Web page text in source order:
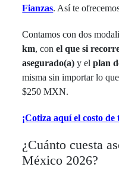
Fianzas. Así te
Contamos con dos
km, con el que si
asegurado(a)y elplan
misma sin importar lo
$250 MXN.
¡Cotiza aquí el costo
¿Cuánto cuesta
México 2026?